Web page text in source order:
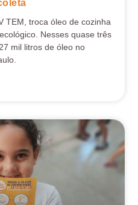
TEM, troca óleo de cozinha
Nesses quase três
mil litros de óleo no